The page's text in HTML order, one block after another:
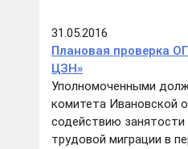
31.05.2016
Плановая проверка
ЦЗН»
Уполномоченными
комитета Ивановской
содействию занятости
трудовой миграции в